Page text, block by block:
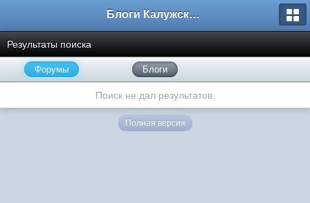
Блоги Калужского перекрестка
Результаты поиска
Форумы Блоги
Поиск не дал результатов.
Полная версия